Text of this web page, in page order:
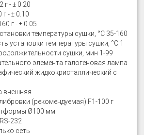
г - ± 0.20
г - ± 0.10
г - ± 0.05
температуры сушки, °С 35-160
установки температуры сушки, °С 1
сушки, мин 1-99
элемента галогеновая лампа
жидкокристаллический с
внешняя
(рекомендуемая) F1-100 г
Ø100 мм
232
сеть